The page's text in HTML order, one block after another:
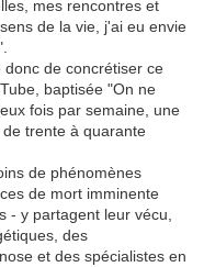
mes rencontres et
de la vie, j'ai eu envie
de concrétiser ce
baptisée "On ne
fois par semaine, une
trente à quarante
de phénomènes
de mort imminente
- y partagent leur vécu,
des
et des spécialistes en